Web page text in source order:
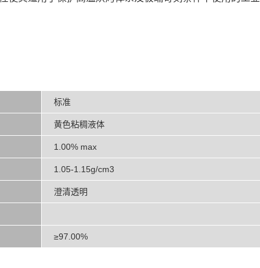
标准
黄色粘稠液体
1.00% max
1.05-1.15g/cm3
澄清透明
≥97.00%